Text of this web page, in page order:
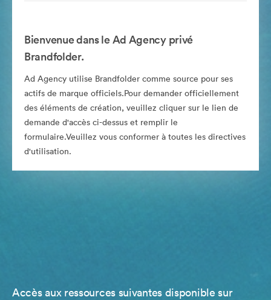
Bienvenue dans le Ad Agency privé
Brandfolder.
Ad Agency utilise Brandfolder comme source pour ses
actifs de marque officiels.Pour demander officiellement
des éléments de création, veuillez cliquer sur le lien de
demande d'accès ci-dessus et remplir le
formulaire.Veuillez vous conformer à toutes les directives
d'utilisation.
Accès aux ressources suivantes disponible sur